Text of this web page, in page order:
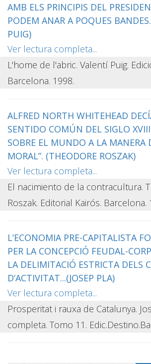
AMB ELS PRINCIPIS DEL
PODEM ANAR A POQUES
PUIG)
Ver lectura completa...
L'home de l'abric. Valentí Puig.
Barcelona. 1998.
ALFRED NORTH WHITEHEAD
SENTIDO COMÚN DEL SIGLO
SOBRE EL MUNDO A LA MANERA
MORAL”. (THEODORE ROSZAK)
Ver lectura completa...
El nacimiento de la contracultura.
Roszak. Editorial Kairós. Barcelona.
L’ECONOMIA PRE-CAPITALISTA
PER LA CONCEPCIÓ FEUDAL-
LA DELIMITACIÓ ESTRICTA DELS
D’ACTIVITAT...(JOSEP PLA)
Ver lectura completa...
Prosperitat i rauxa de Catalunya.
completa. Tomo 11.